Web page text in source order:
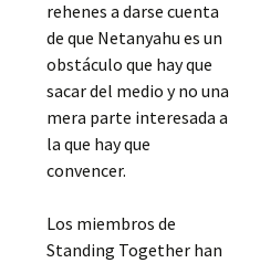
rehenes a darse cuenta
de que Netanyahu es un
obstáculo que hay que
sacar del medio y no una
mera parte interesada a
la que hay que
convencer.
Los miembros de
Standing Together han